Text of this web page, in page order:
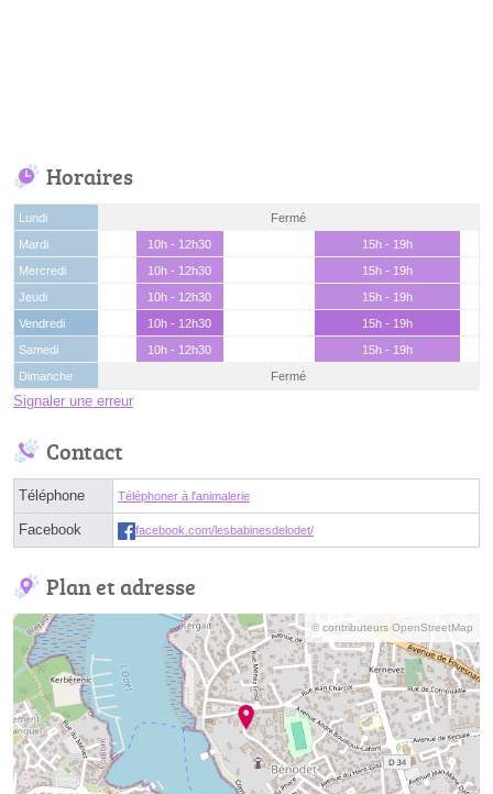
Horaires
Lundi
Fermé
Mardi
10h - 12h30
15h - 19h
Mercredi
10h - 12h30
15h - 19h
Jeudi
10h - 12h30
15h - 19h
Vendredi
10h - 12h30
15h - 19h
Samedi
10h - 12h30
15h - 19h
Dimanche
Fermé
Signaler une erreur
Contact
Téléphone Téléphoner à l'animalerie
Facebook facebook.com/lesbabinesdelodet/
Plan et adresse
© contributeurs OpenStreetMap